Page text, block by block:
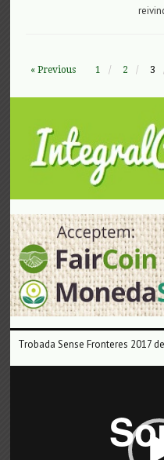
« Previous 1 2 3
Trobada Sense Fronteres 2017